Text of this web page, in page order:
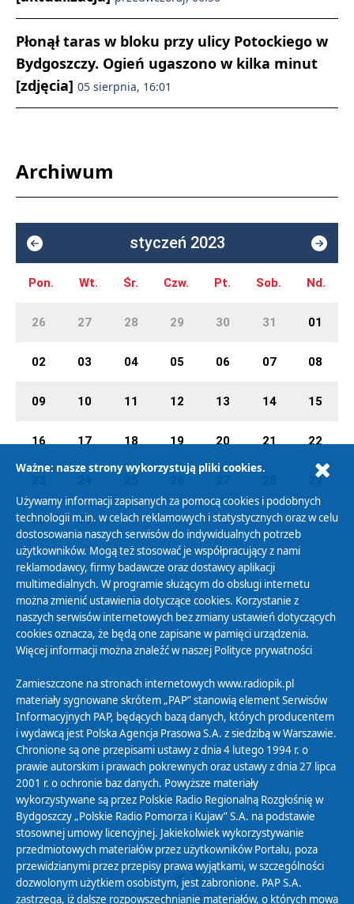
Płonął taras w bloku przy ulicy Potockiego w
Bydgoszczy. Ogień ugaszono w kilka minut
[zdjęcia] 05 sierpnia, 16:01
Archiwum
styczeń 2023
Pon. Wt. Śr. Czw. Pt. Sob. Nd.
26 27 28 29 30 31 01
02 03 04 05 06 07 08
09 10 11 12 13 14 15
16 17 18 19 20 21 22
29
30 31 01 02 03 04 05
Polityka Prywatności
Zasady korzystania z Serwisu
Organizacje Pożytku Publicznego
Cyfryzacja DAB+
Polityka ochrony danych osobowych
Abonament
Zamówienia publiczne
Biuletyn Informacji Publicznej
Ważne: nasze strony wykorzystują pliki cookies.
Używamy informacji zapisanych za pomocą cookies i podobnych
technologii m.in. w celach reklamowych i statystycznych oraz w celu
dostosowania naszych serwisów do indywidualnych potrzeb
użytkowników. Mogą też stosować je współpracujący z nami
reklamodawcy, firmy badawcze oraz dostawcy aplikacji
multimedialnych. W programie służącym do obsługi internetu
można zmienić ustawienia dotyczące cookies. Korzystanie z
naszych serwisów internetowych bez zmiany ustawień dotyczących
cookies oznacza, że będą one zapisane w pamięci urządzenia.
Więcej informacji można znaleźć w naszej Polityce prywatności
Zamieszczone na stronach internetowych www.radiopik.pl
materiały sygnowane skrótem „PAP” stanowią element Serwisów
Informacyjnych PAP, będących bazą danych, których producentem
i wydawcą jest Polska Agencja Prasowa S.A. z siedzibą w Warszawie.
Chronione są one przepisami ustawy z dnia 4 lutego 1994 r. o
prawie autorskim i prawach pokrewnych oraz ustawy z dnia 27 lipca
2001 r. o ochronie baz danych. Powyższe materiały
wykorzystywane są przez Polskie Radio Regionalną Rozgłośnię w
Bydgoszczy „Polskie Radio Pomorza i Kujaw” S.A. na podstawie
stosownej umowy licencyjnej. Jakiekolwiek wykorzystywanie
przedmiotowych materiałów przez użytkowników Portalu, poza
przewidzianymi przez przepisy prawa wyjątkami, w szczególności
dozwolonym użytkiem osobistym, jest zabronione. PAP S.A.
zastrzega, iż dalsze rozpowszechnianie materiałów, o których mowa